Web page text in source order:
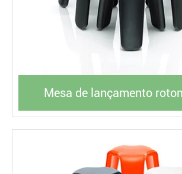
Mesa de lançamento